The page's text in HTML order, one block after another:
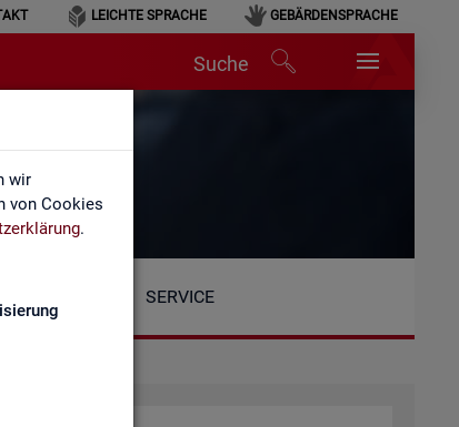
wir
von Cookies
.
LEICHTE SPRACHE GEBÄRDENSPRACHE
Suche
SERVICE